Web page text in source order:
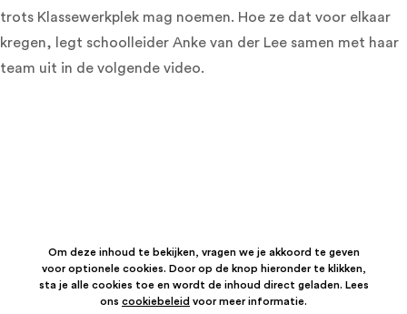
trots Klassewerkplek mag noemen. Hoe ze dat voor elkaar
kregen, legt schoolleider Anke van der Lee samen met haar
team uit in de volgende video.
Om deze inhoud te bekijken, vragen we je akkoord te geven
voor optionele cookies. Door op de knop hieronder te klikken,
sta je alle cookies toe en wordt de inhoud direct geladen. Lees
ons cookiebeleid voor meer informatie.